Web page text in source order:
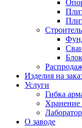
Изделия на
Услуги
Гибка
Хранение
О заводе